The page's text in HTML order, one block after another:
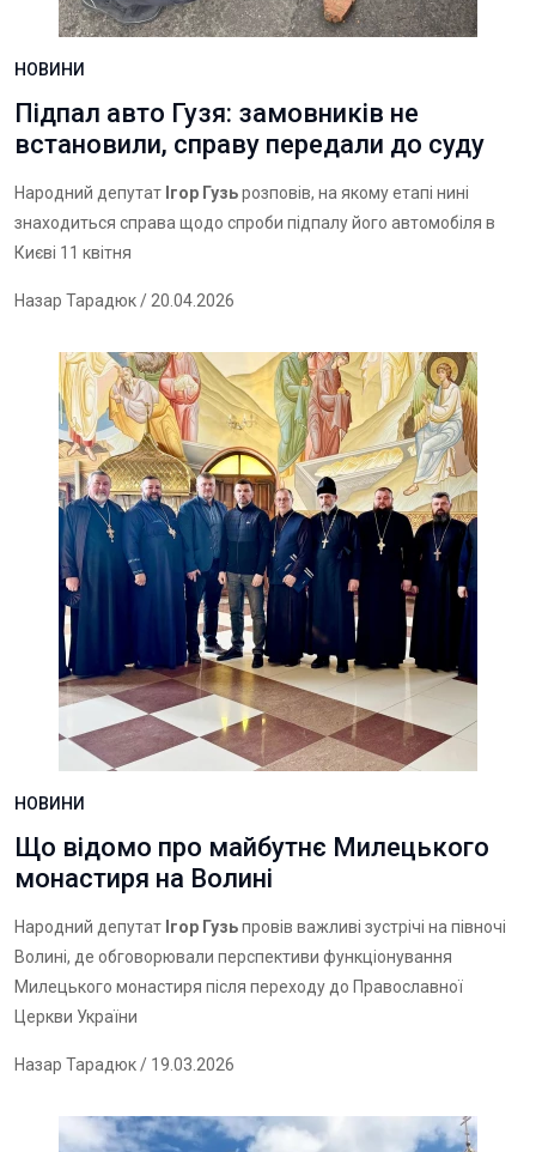
НОВИНИ
Підпал авто Гузя: замовників не
встановили, справу передали до суду
Народний депутат Ігор Гузьрозповів, на якому етапі нині
знаходиться справа щодо спроби підпалу його автомобіля в
Києві 11 квітня
Назар Тарадюк/ 20.04.2026
НОВИНИ
Що відомо про майбутнє Милецького
монастиря на Волині
Народний депутат Ігор Гузьпровів важливі зустрічі на півночі
Волині, де обговорювали перспективи функціонування
Милецького монастиря після переходу до Православної
Церкви України
Назар Тарадюк/ 19.03.2026